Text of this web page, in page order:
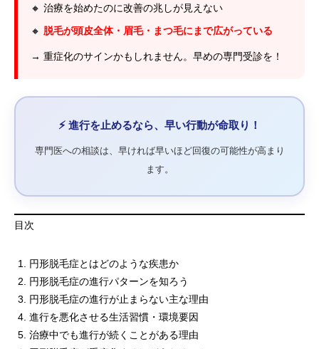
🔸 治療を始めたのに改善の兆しが見えない
🔸 脱毛が頭皮全体・眉毛・まつ毛にまで広がっている
→ 重症化のサインかもしれません。早めの専門受診を！
⚡ 進行を止めるなら、早い行動が命取り！
専門医への相談は、早ければ早いほど回復の可能性が高まり
ます。
目次
円形脱毛症とはどのような疾患か
円形脱毛症の進行パターンを知ろう
円形脱毛症の進行が止まらない主な理由
進行を悪化させる生活習慣・環境要因
治療中でも進行が続くことがある理由